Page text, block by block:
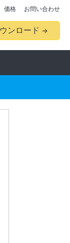
ンロード
価格 お問い合わせ